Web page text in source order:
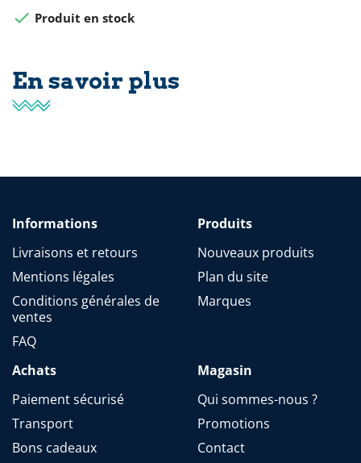
 Produit en stock
En savoir plus
Informations
Livraisons et retours
Mentions légales
Conditions générales de
ventes
FAQ
Produits
Nouveaux produits
Plan du site
Marques
Achats
Paiement sécurisé
Transport
Bons cadeaux
Magasin
Qui sommes-nous ?
Promotions
Contact